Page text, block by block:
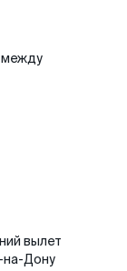
между
вылет
Дону